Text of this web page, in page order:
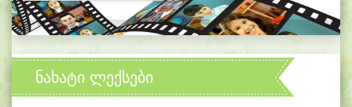
ნახატი ლექსები